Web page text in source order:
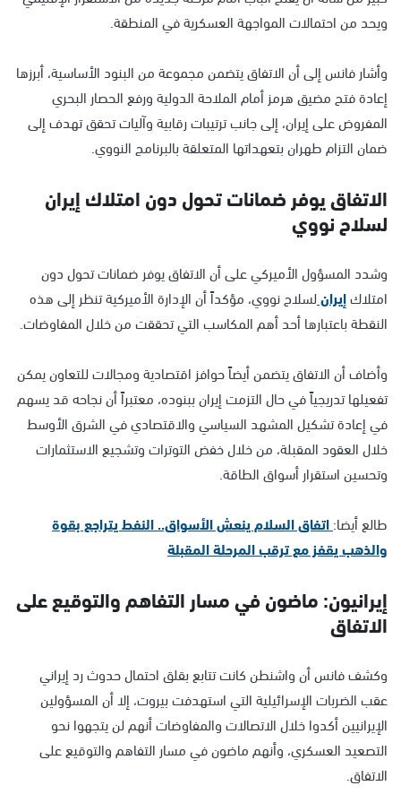
ويحد من احتمالات المواجهة العسكرية في المنطقة.
وأشار فانس إلى أن الاتفاق يتضمن مجموعة من البنود الأساسية، أبرزها
إعادة فتح مضيق هرمز أمام الملاحة الدولية ورفع الحصار البحري
المفروض على إيران، إلى جانب ترتيبات رقابية وآليات تحقق تهدف إلى
ضمان التزام طهران بتعهداتها المتعلقة بالبرنامج النووي.
الاتفاق يوفر ضمانات تحول دون امتلاك إيران
لسلاح نووي
وشدد المسؤول الأميركي على أن الاتفاق يوفر ضمانات تحول دون
امتلاكإيرانلسلاح نووي، مؤكداً أن الإدارة الأميركية تنظر إلى هذه
النقطة باعتبارها أحد أهم المكاسب التي تحققت من خلال المفاوضات.
وأضاف أن الاتفاق يتضمن أيضاً حوافز اقتصادية ومجالات للتعاون يمكن
تفعيلها تدريجياً في حال التزمت إيران ببنوده، معتبراً أن نجاحه قد يسهم
في إعادة تشكيل المشهد السياسي والاقتصادي في الشرق الأوسط
خلال العقود المقبلة، من خلال خفض التوترات وتشجيع الاستثمارات
وتحسين استقرار أسواق الطاقة.
طالع أيضا:اتفاق السلام ينعش الأسواق.. النفط يتراجع بقوة
والذهب يقفز مع ترقب المرحلة المقبلة
إيرانيون: ماضون في مسار التفاهم والتوقيع على
الاتفاق
وكشف فانس أن واشنطن كانت تتابع بقلق احتمال حدوث رد إيراني
عقب الضربات الإسرائيلية التي استهدفت بيروت، إلا أن المسؤولين
الإيرانيين أكدوا خلال الاتصالات والمفاوضات أنهم لن يتجهوا نحو
التصعيد العسكري، وأنهم ماضون في مسار التفاهم والتوقيع على
الاتفاق.